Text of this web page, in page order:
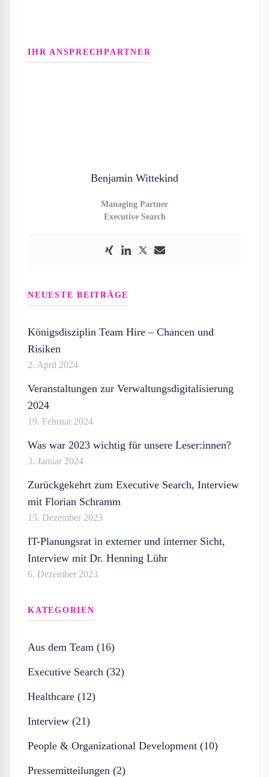
IHR ANSPRECHPARTNER
Benjamin Wittekind
Managing Partner
Executive Search
NEUESTE BEITRÄGE
Königsdisziplin Team Hire – Chancen und
Risiken
2. April 2024
Veranstaltungen zur Verwaltungsdigitalisierung
2024
19. Februar 2024
Was war 2023 wichtig für unsere Leser:innen?
3. Januar 2024
Zurückgekehrt zum Executive Search, Interview
mit Florian Schramm
15. Dezember 2023
IT-Planungsrat in externer und interner Sicht,
Interview mit Dr. Henning Lühr
6. Dezember 2023
KATEGORIEN
Aus dem Team (16)
Executive Search (32)
Healthcare (12)
Interview (21)
People & Organizational Development (10)
Pressemitteilungen (2)